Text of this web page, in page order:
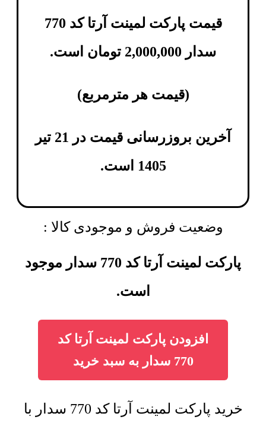
قیمت پارکت لمینت آرتا کد 770
سدار 2,000,000 تومان است.
(قیمت هر مترمربع)
آخرین بروزرسانی قیمت در 21 تیر
1405 است.
وضعیت فروش و موجودی کالا :
پارکت لمینت آرتا کد 770 سدار موجود
است.
افزودن پارکت لمینت آرتا کد
770 سدار به سبد خرید
خرید پارکت لمینت آرتا کد 770 سدار با